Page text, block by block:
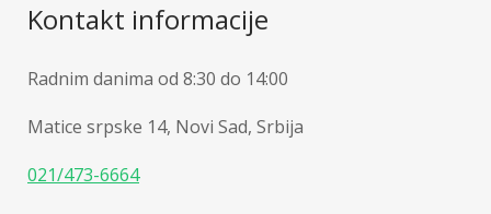
Kontakt informacije
Radnim danima od 8:30 do 14:00
Matice srpske 14, Novi Sad, Srbija
021/473-6664